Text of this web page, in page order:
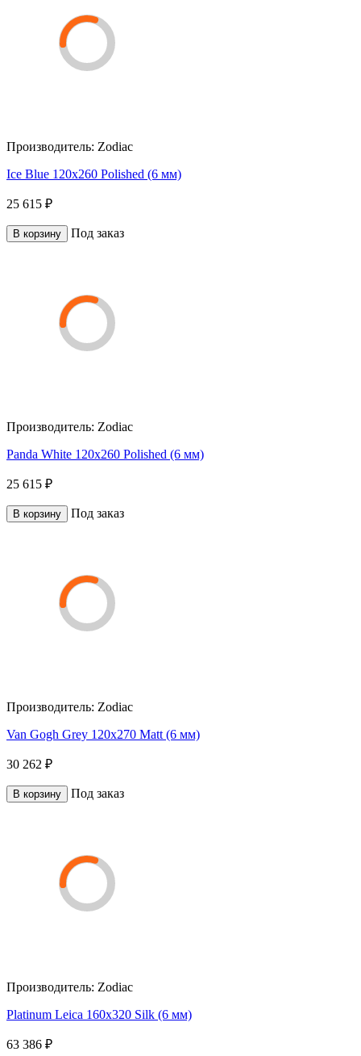
Производитель: Zodiac
Ice Blue 120x260 Polished (6 мм)
25 615 ₽
В корзину Под заказ
Производитель: Zodiac
Panda White 120x260 Polished (6 мм)
25 615 ₽
В корзину Под заказ
Производитель: Zodiac
Van Gogh Grey 120x270 Matt (6 мм)
30 262 ₽
В корзину Под заказ
Производитель: Zodiac
Platinum Leica 160x320 Silk (6 мм)
63 386 ₽